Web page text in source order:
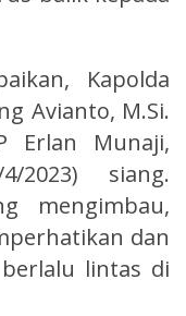
Kapolda
Avianto, M.Si.
Erlan Munaji,
2023) siang.
mengimbau,
dan
lintas di